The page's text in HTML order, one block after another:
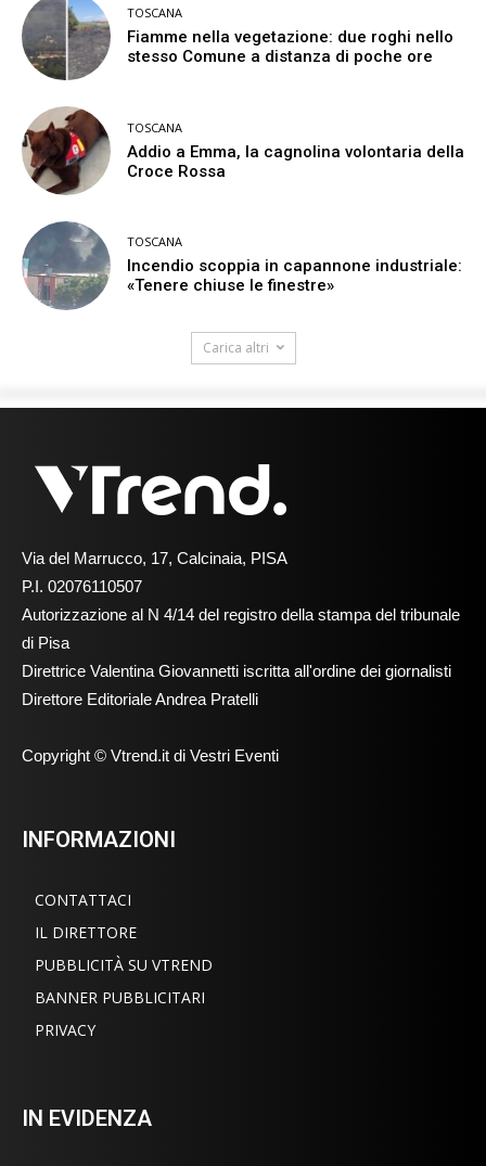
TOSCANA
Fiamme nella vegetazione: due roghi nello
stesso Comune a distanza di poche ore
TOSCANA
Addio a Emma, la cagnolina volontaria della
Croce Rossa
TOSCANA
Incendio scoppia in capannone industriale:
«Tenere chiuse le finestre»
Carica altri
Via del Marrucco, 17, Calcinaia, PISA
P.I. 02076110507
Autorizzazione al N 4/14 del registro della stampa del tribunale
di Pisa
Direttrice Valentina Giovannetti iscritta all'ordine dei giornalisti
Direttore Editoriale Andrea Pratelli
Copyright © Vtrend.it di Vestri Eventi
INFORMAZIONI
CONTATTACI
IL DIRETTORE
PUBBLICITÀ SU VTREND
BANNER PUBBLICITARI
PRIVACY
IN EVIDENZA